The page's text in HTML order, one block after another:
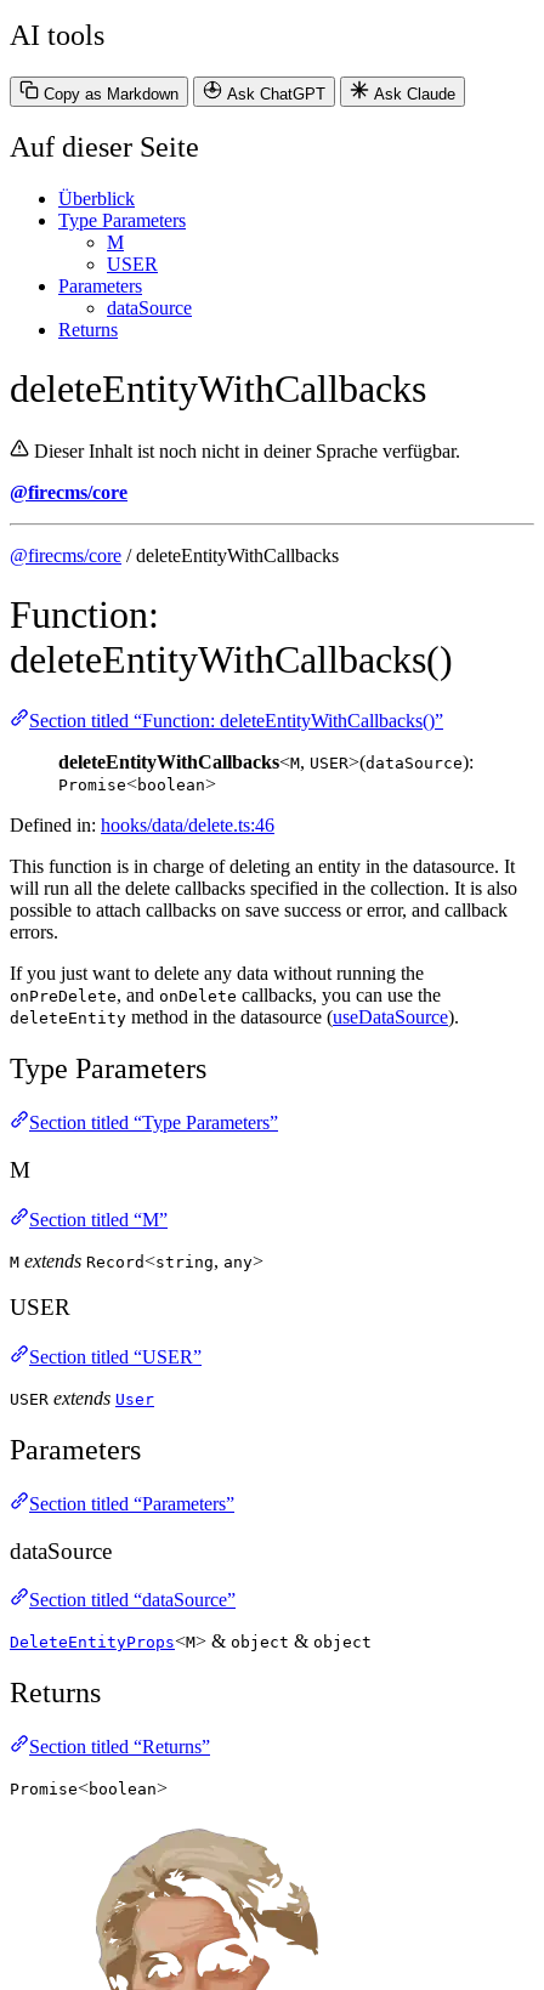
AI tools
Copy as Markdown Ask ChatGPT Ask Claude
Auf dieser Seite
Überblick
Type Parameters
M
USER
Parameters
dataSource
Returns
deleteEntityWithCallbacks
Dieser Inhalt ist noch nicht in deiner Sprache verfügbar.
@firecms/core
@firecms/core / deleteEntityWithCallbacks
Function:
deleteEntityWithCallbacks()
Section titled “Function: deleteEntityWithCallbacks()”
deleteEntityWithCallbacks<M, USER>(dataSource):
Promise<boolean>
Defined in: hooks/data/delete.ts:46
This function is in charge of deleting an entity in the datasource. It
will run all the delete callbacks specified in the collection. It is also
possible to attach callbacks on save success or error, and callback
errors.
If you just want to delete any data without running the
onPreDelete, and onDelete callbacks, you can use the
deleteEntity method in the datasource (useDataSource).
Type Parameters
Section titled “Type Parameters”
M
Section titled “M”
M extends Record<string, any>
USER
Section titled “USER”
USER extends User
Parameters
Section titled “Parameters”
dataSource
Section titled “dataSource”
DeleteEntityProps<M> & object & object
Returns
Section titled “Returns”
Promise<boolean>